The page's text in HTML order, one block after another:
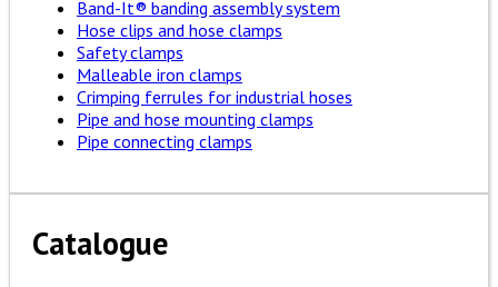
Band-It® banding assembly system
Hose clips and hose clamps
Safety clamps
Malleable iron clamps
Crimping ferrules for industrial hoses
Pipe and hose mounting clamps
Pipe connecting clamps
Catalogue